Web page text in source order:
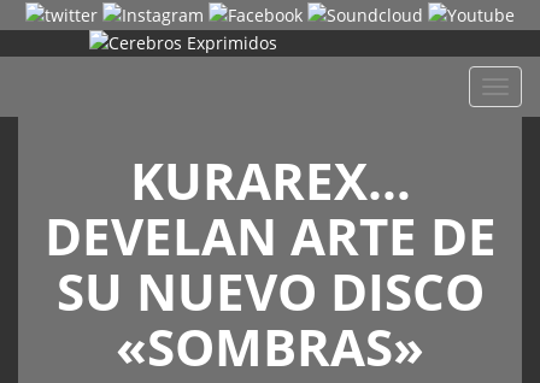
KURAREX…
DEVELAN ARTE DE
SU NUEVO DISCO
«SOMBRAS»